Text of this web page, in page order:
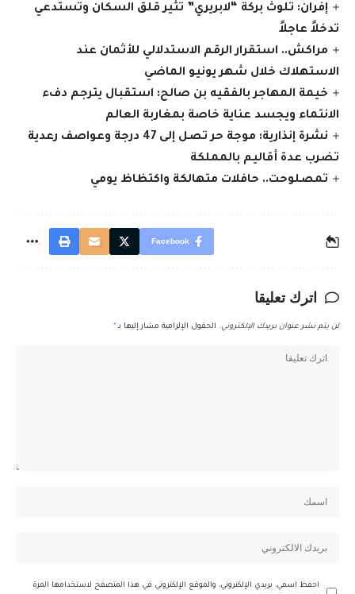
إفران: تلوث بركة “لابريري” تثير قلق السكان وتستدعي
تدخلاً عاجلاً
مراكش.. استقرار الرقم الاستدلالي للأثمان عند
الاستهلاك خلال شهر يونيو الماضي
خيمة المهاجر بالفقيه بن صالح: استقبال يترجم دفء
الانتماء ويجسد عناية خاصة بمغاربة العالم
نشرة إنذارية: موجة حر تصل إلى 47 درجة وعواصف رعدية
تضرب عدة أقاليم بالمملكة
تمصلوحت.. حافلات متهالكة واكتظاظ يومي
Facebook
اترك تعليقا
لن يتم نشر عنوان بريدك الإلكتروني. الحقول الإلزامية مشار إليها بـ *
احفظ اسمي، بريدي الإلكتروني، والموقع الإلكتروني في هذا المتصفح لاستخدامها المرة